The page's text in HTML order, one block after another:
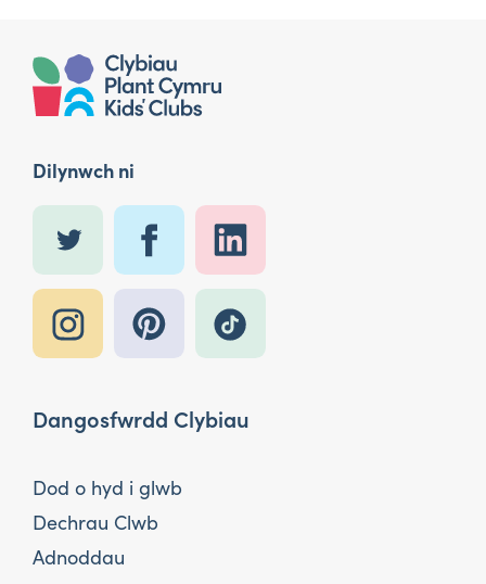
Dilynwch ni
Dangosfwrdd Clybiau
Dod o hyd i glwb
Dechrau Clwb
Adnoddau